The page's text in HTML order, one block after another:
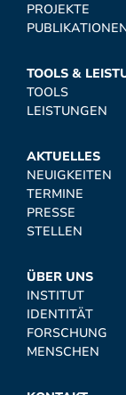
PROJEKTE
TOOLS &
TOOLS
LEISTUNGEN
AKTUELLES
NEUIGKEITEN
TERMINE
PRESSE
STELLEN
ÜBER UNS
INSTITUT
IDENTITÄT
FORSCHUNG
MENSCHEN